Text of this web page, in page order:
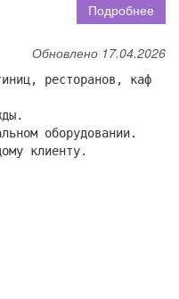
Подробнее
Обновлено 17.04.2026
ресторанов, каф
оборудовании.
клиенту.